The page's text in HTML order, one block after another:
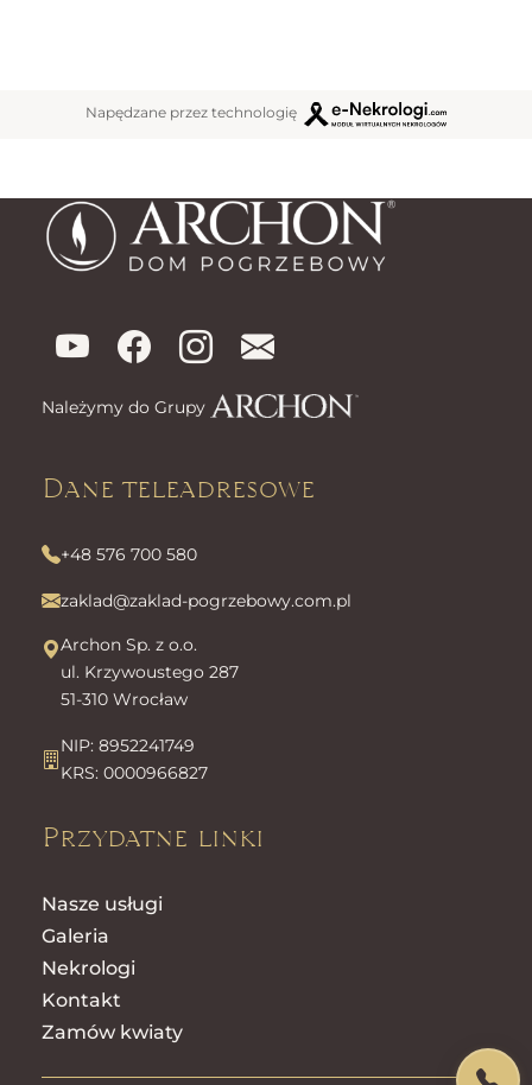
Napędzane przez technologię
Należymy do Grupy
Dane teleadresowe
+48 576 700 580
zaklad@zaklad-pogrzebowy.com.pl
Archon Sp. z o.o.
ul. Krzywoustego 287
51-310 Wrocław
NIP: 8952241749
KRS: 0000966827
Przydatne linki
Nasze usługi
Galeria
Nekrologi
Kontakt
Zamów kwiaty